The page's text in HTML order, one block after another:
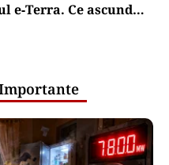
e‑Terra. Ce ascund